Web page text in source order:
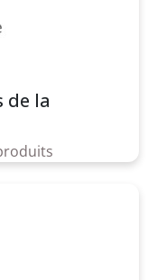
de la